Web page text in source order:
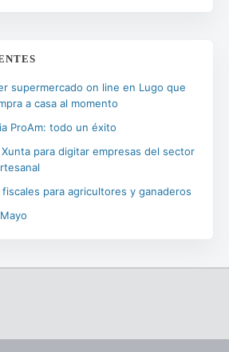
supermercado on line en Lugo que
a casa al momento
ProAm: todo un éxito
para digitar empresas del sector
fiscales para agricultores y ganaderos